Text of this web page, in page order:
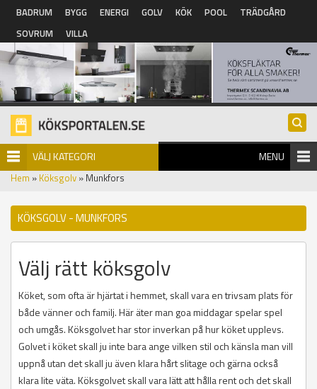
Hoppa till huvudinnehåll
BADRUM BYGG ENERGI GOLV KÖK POOL
TRÄDGÅRD
SOVRUM
VILLA
VÄLJ KATEGORI MENU
Hem » Köksgolv » Munkfors
KÖKSGOLV - MUNKFORS
Välj rätt köksgolv
Köket, som ofta är hjärtat i hemmet, skall vara en trivsam plats för
både vänner och familj. Här äter man goa middagar spelar spel
och umgås. Köksgolvet har stor inverkan på hur köket upplevs.
Golvet i köket skall ju inte bara ange vilken stil och känsla man vill
uppnå utan det skall ju även klara hårt slitage och gärna också
klara lite väta. Köksgolvet skall vara lätt att hålla rent och det skall